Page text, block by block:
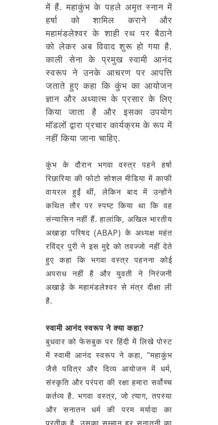
में हैं. महाकुंभ के पहले अमृत स्नान में
हर्षा को शामिल कराने और
महामंडलेश्वर के शाही रथ पर बैठाने
को लेकर अब विवाद शुरू हो गया है.
काली सेना के प्रमुख स्वामी आनंद
स्वरूप ने उनके आचरण पर आपत्ति
जताते हुए कहा कि कुंभ का आयोजन
ज्ञान और अध्यात्म के प्रसार के लिए
किया जाता है और इसका उपयोग
मॉडलों द्वारा प्रचार कार्यक्रम के रूप में
नहीं किया जाना चाहिए.
कुंभ के दौरान भगवा वस्त्र पहने हर्षा
रिछारिया की फोटो सोशल मीडिया में काफी
वायरल हुईं थीं, लेकिन बाद में उन्होंने
कथित तौर पर स्पष्ट किया था कि वह
संन्यासिन नहीं हैं. हालांकि, अखिल भारतीय
अखाड़ा परिषद (ABAP) के अध्यक्ष महंत
रविंद्र पुरी ने इस मुद्दे को तवज्जो नहीं देते
हुए कहा कि भगवा वस्त्र पहनना कोई
अपराध नहीं है और युवती ने निरंजनी
अखाड़े के महामंडलेश्वर से मंत्र दीक्षा ली
है.
स्वामी आनंद स्वरूप ने क्या कहा?
बुधवार को फेसबुक पर हिंदी में लिखे पोस्ट
में स्वामी आनंद स्वरूप ने कहा, "महाकुंभ
जैसे पवित्र और दिव्य आयोजन में धर्म,
संस्कृति और परंपरा की रक्षा हमारा सर्वोच्च
कर्तव्य है. भगवा वस्त्र, जो त्याग, तपस्या
और सनातन धर्म की परम मर्यादा का